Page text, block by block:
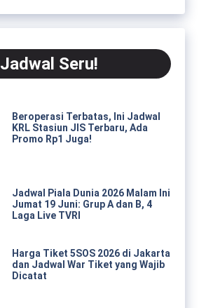
Jadwal Seru!
Beroperasi Terbatas, Ini Jadwal
KRL Stasiun JIS Terbaru, Ada
Promo Rp1 Juga!
Jadwal Piala Dunia 2026 Malam Ini
Jumat 19 Juni: Grup A dan B, 4
Laga Live TVRI
Harga Tiket 5SOS 2026 di Jakarta
dan Jadwal War Tiket yang Wajib
Dicatat